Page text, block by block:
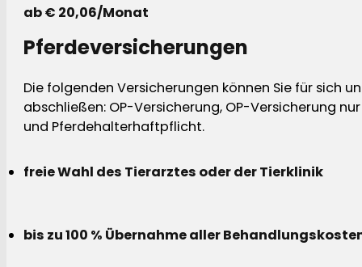
ab € 20,06/Monat
Pferdeversicherungen
Die folgenden Versicherungen können Sie für sich
abschließen: OP-Versicherung, OP-Versicherung
und Pferdehalterhaftpflicht.
freie Wahl des Tierarztes oder der Tierklinik
bis zu 100 % Übernahme aller